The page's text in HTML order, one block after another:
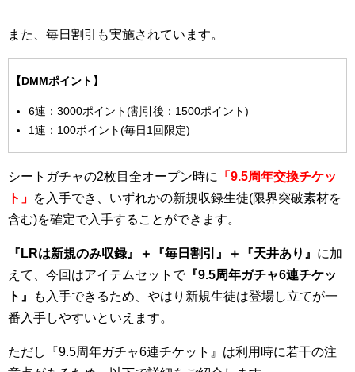
また、毎日割引も実施されています。
【DMMポイント】
6連：3000ポイント(割引後：1500ポイント)
1連：100ポイント(毎日1回限定)
シートガチャの2枚目全オープン時に 「 9.5周年交換チケッ
ト」 を入手でき、いずれかの新規収録生徒(限界突破素材を
含む)を確定で入手することができます。
『LRは新規のみ収録』＋『毎日割引』＋『天井あり』 に加
えて、今回はアイテムセットで『9.5周年ガチャ6連チケッ
ト』
も入手できるため、やはり新規生徒は登場し立てが一
番入手しやすいといえます。
ただし『9.5周年ガチャ6連チケット』は利用時に若干の注